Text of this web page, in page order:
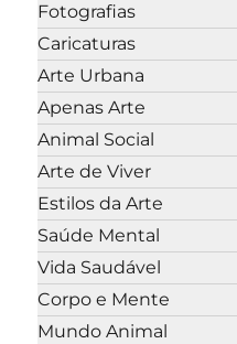
Fotografias
Caricaturas
Arte Urbana
Apenas Arte
Animal Social
Arte de Viver
Estilos da Arte
Saúde Mental
Vida Saudável
Corpo e Mente
Mundo Animal